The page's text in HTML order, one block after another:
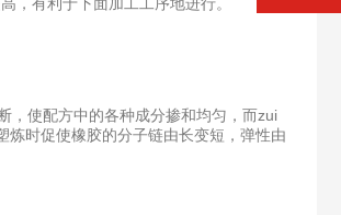
，使配方中的各种成分掺和均匀，而zui
时促使橡胶的分子链由长变短，弹性由